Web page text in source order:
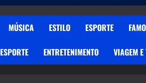
MÚSICA ESTILO ESPORTE
ESPORTE ENTRETENIMENTO VIAGEM